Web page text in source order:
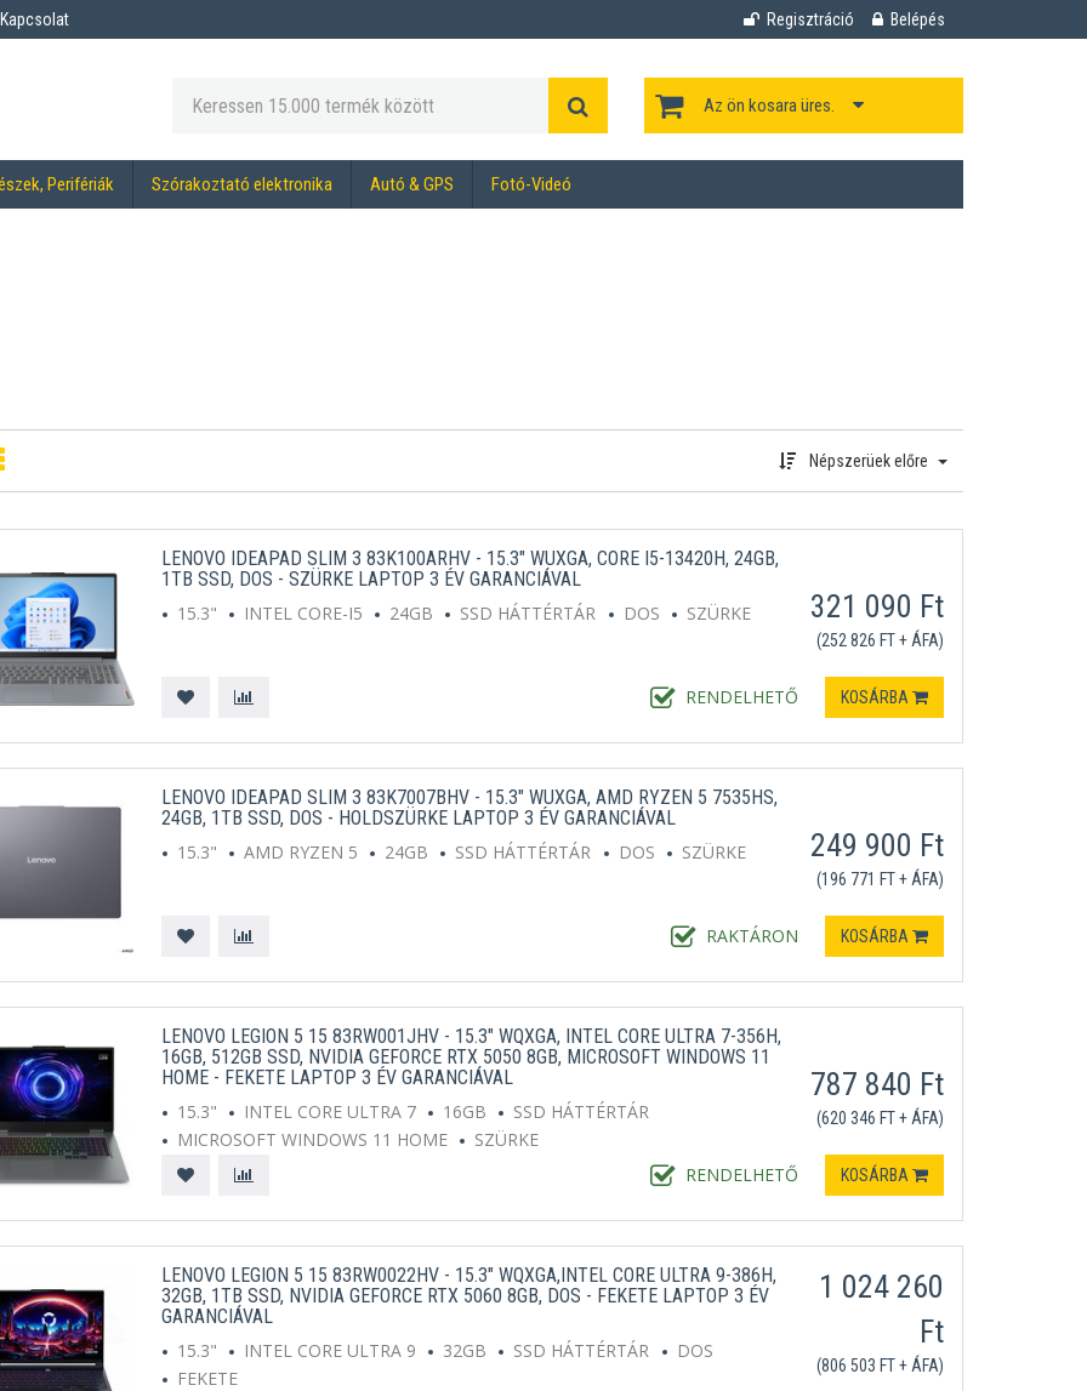
Kapcsolat Regisztráció Belépés
Az ön kosara üres.
Perifériák Szórakoztató elektronika Autó & GPS Fotó-Videó
Népszerüek előre
LENOVO IDEAPAD SLIM 3 83K100ARHV - 15.3" WUXGA, CORE I5-13420H, 24GB,
1TB SSD, DOS - SZÜRKE LAPTOP 3 ÉV GARANCIÁVAL
15.3"
INTEL CORE-I5 24GB SSD HÁTTÉRTÁR DOS SZÜRKE
RENDELHETŐ
321 090 Ft
(252 826 FT + ÁFA)
KOSÁRBA
LENOVO IDEAPAD SLIM 3 83K7007BHV - 15.3" WUXGA, AMD RYZEN 5 7535HS,
24GB, 1TB SSD, DOS - HOLDSZÜRKE LAPTOP 3 ÉV GARANCIÁVAL
15.3"
AMD RYZEN 5 24GB SSD HÁTTÉRTÁR DOS SZÜRKE
RAKTÁRON
249 900 Ft
(196 771 FT + ÁFA)
KOSÁRBA
LENOVO LEGION 5 15 83RW001JHV - 15.3" WQXGA, INTEL CORE ULTRA 7-356H,
16GB, 512GB SSD, NVIDIA GEFORCE RTX 5050 8GB, MICROSOFT WINDOWS 11
HOME - FEKETE LAPTOP 3 ÉV GARANCIÁVAL
15.3"
INTEL CORE ULTRA 7 16GB
SSD HÁTTÉRTÁR
MICROSOFT WINDOWS 11 HOME
SZÜRKE
RENDELHETŐ
787 840 Ft
(620 346 FT + ÁFA)
KOSÁRBA
LENOVO LEGION 5 15 83RW0022HV - 15.3" WQXGA,INTEL CORE ULTRA 9-386H,
32GB, 1TB SSD, NVIDIA GEFORCE RTX 5060 8GB, DOS - FEKETE LAPTOP 3 ÉV
GARANCIÁVAL
15.3"
INTEL CORE ULTRA 9 32GB SSD HÁTTÉRTÁR
DOS
FEKETE
1 024 260
Ft
(806 503 FT + ÁFA)